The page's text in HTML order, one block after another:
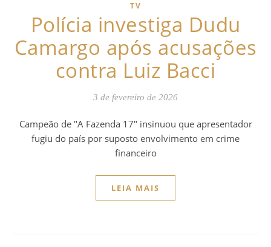
TV
Polícia investiga Dudu
Camargo após acusações
contra Luiz Bacci
3 de fevereiro de 2026
Campeão de "A Fazenda 17" insinuou que apresentador
fugiu do país por suposto envolvimento em crime
financeiro
LEIA MAIS